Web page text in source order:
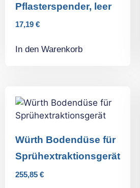
Pflasterspender, leer
17,19 €
In den Warenkorb
Würth Bodendüse für
Sprühextraktionsgerät
255,85 €